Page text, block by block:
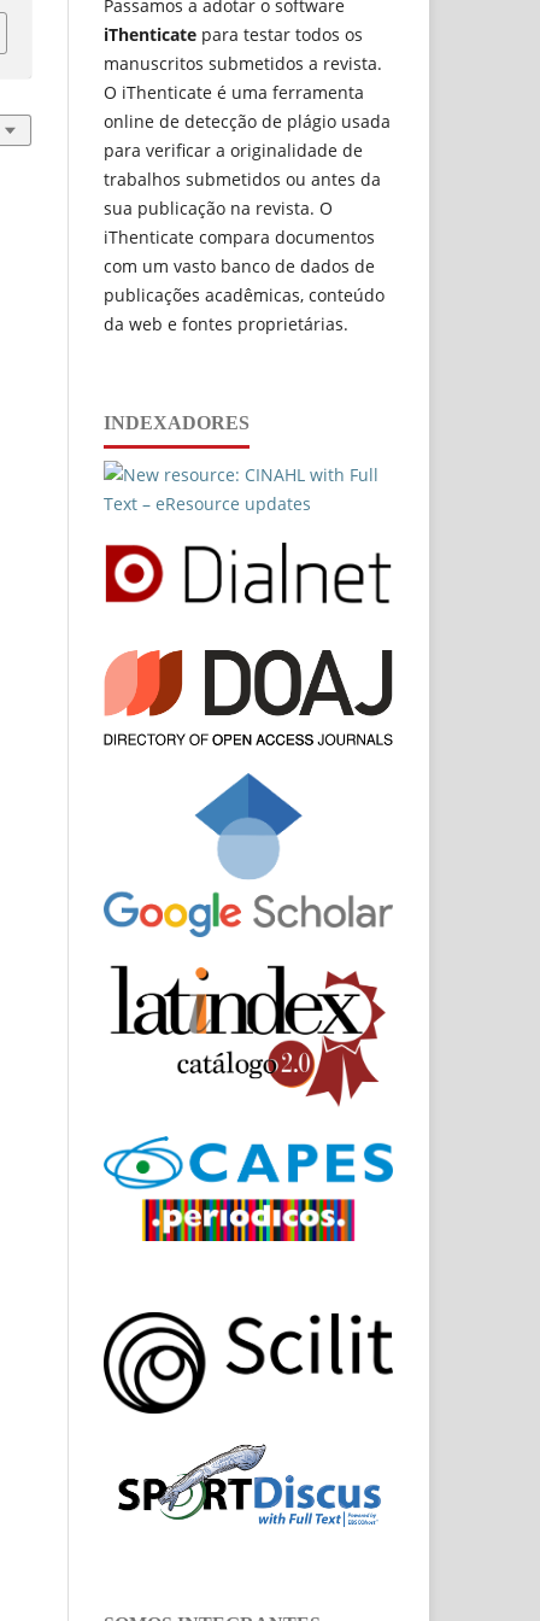
Passamos a adotar o software
iThenticate para testar todos os
manuscritos submetidos a revista.
O iThenticate é uma ferramenta
online de detecção de plágio usada
para verificar a originalidade de
trabalhos submetidos ou antes da
sua publicação na revista. O
iThenticate compara documentos
com um vasto banco de dados de
publicações acadêmicas, conteúdo
da web e fontes proprietárias.
INDEXADORES